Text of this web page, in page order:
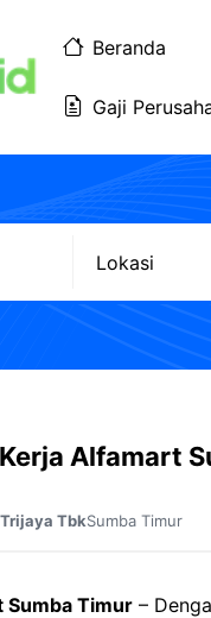
Beranda
Gaji
Alfamart
TbkSumba Timur
Sumba Timur –